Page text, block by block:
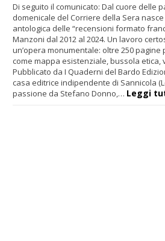
Di seguito il comunicato: Dal cuore delle
domenicale del Corriere della Sera nasce
antologica delle “recensioni formato
Manzoni dal 2012 al 2024. Un lavoro
un’opera monumentale: oltre 250
come mappa esistenziale, bussola etica,
Pubblicato da I Quaderni del Bardo
casa editrice indipendente di Sannicola
passione da Stefano Donno,… Leggi